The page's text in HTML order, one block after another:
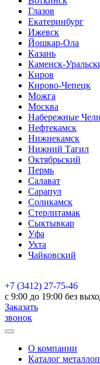
Глазов
Екатеринбург
Ижевск
Йошкар-Ола
Казань
Каменск-
Киров
Кирово-Чепецк
Можга
Москва
Набережные
Нефтекамск
Нижнекамск
Нижний Тагил
Октябрьский
Пермь
Салават
Сарапул
Соликамск
Стерлитамак
Сыктывкар
Уфа
Ухта
Чайковский
+7 (3412) 27-75-46
c 9:00 до 19:00 без
Заказать
звонок
О компании
Каталог